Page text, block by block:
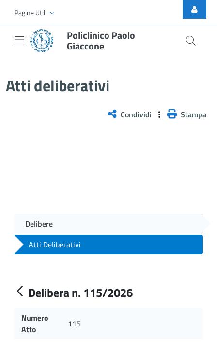
Skip to Main Content
Pagine Utili
Policlinico Paolo
Giaccone
Atti deliberativi
Condividi Stampa
Delibere
Atti Deliberativi
Delibera n. 115/2026
Numero
Atto
115